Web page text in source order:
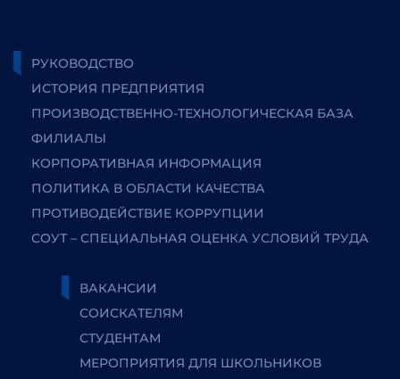
РУКОВОДСТВО
ИСТОРИЯ ПРЕДПРИЯТИЯ
ПРОИЗВОДСТВЕННО-ТЕХНОЛОГИЧЕСКАЯ БАЗА
ФИЛИАЛЫ
КОРПОРАТИВНАЯ ИНФОРМАЦИЯ
ПОЛИТИКА В ОБЛАСТИ КАЧЕСТВА
ПРОТИВОДЕЙСТВИЕ КОРРУПЦИИ
СОУТ – СПЕЦИАЛЬНАЯ ОЦЕНКА УСЛОВИЙ ТРУДА
ВАКАНСИИ
СОИСКАТЕЛЯМ
СТУДЕНТАМ
МЕРОПРИЯТИЯ ДЛЯ ШКОЛЬНИКОВ